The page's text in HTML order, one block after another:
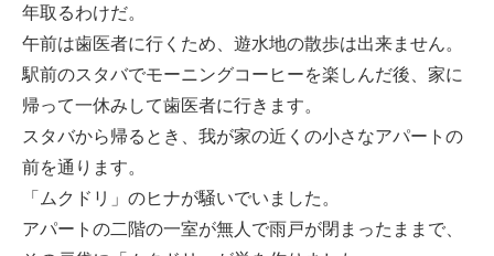
年取るわけだ。
午前は歯医者に行くため、遊水地の散歩は出来ません。
駅前のスタバでモーニングコーヒーを楽しんだ後、家に
帰って一休みして歯医者に行きます。
スタバから帰るとき、我が家の近くの小さなアパートの
前を通ります。
「ムクドリ」のヒナが騒いでいました。
アパートの二階の一室が無人で雨戸が閉まったままで、